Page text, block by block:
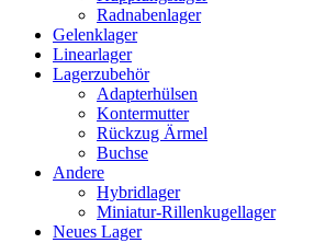
Radnabenlager
Gelenklager
Linearlager
Lagerzubehör
Adapterhülsen
Kontermutter
Rückzug Ärmel
Buchse
Andere
Hybridlager
Miniatur-Rillenkugellager
Neues Lager